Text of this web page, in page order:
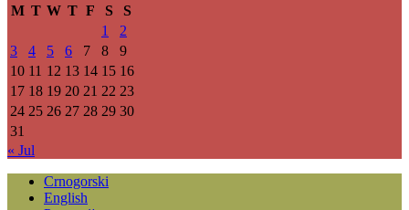
M T W T F S
S
1
2
3
4 5 6 7 8
9
10 11 12 13 14 15 16
17 18 19 20 21 22 23
24 25 26 27 28 29 30
31
« Jul
Crnogorski
English